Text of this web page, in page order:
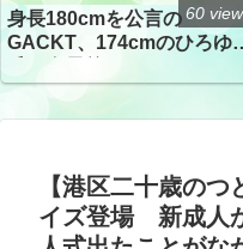
身長180cmを公言の
GACKT、174cmのひろゆ
トざわつき イベントでの
真が話題
60
【港区二十歳の
イズ登場 新成人